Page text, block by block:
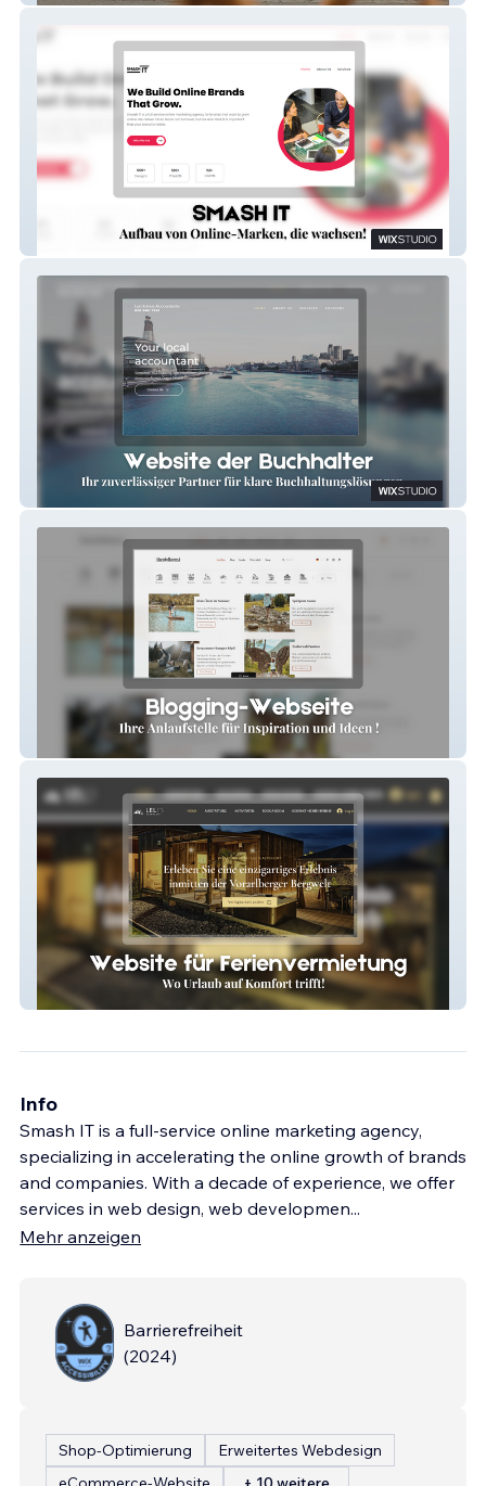
Smash It Updated
LucriciousAccountant
thepigliapost
Lelis Alpenloft
Info
Smash IT is a full-service online marketing agency,
specializing in accelerating the online growth of brands
and companies. With a decade of experience, we offer
services in web design, web developmen...
Mehr anzeigen
Barrierefreiheit
(2024)
Shop-Optimierung
Erweitertes Webdesign